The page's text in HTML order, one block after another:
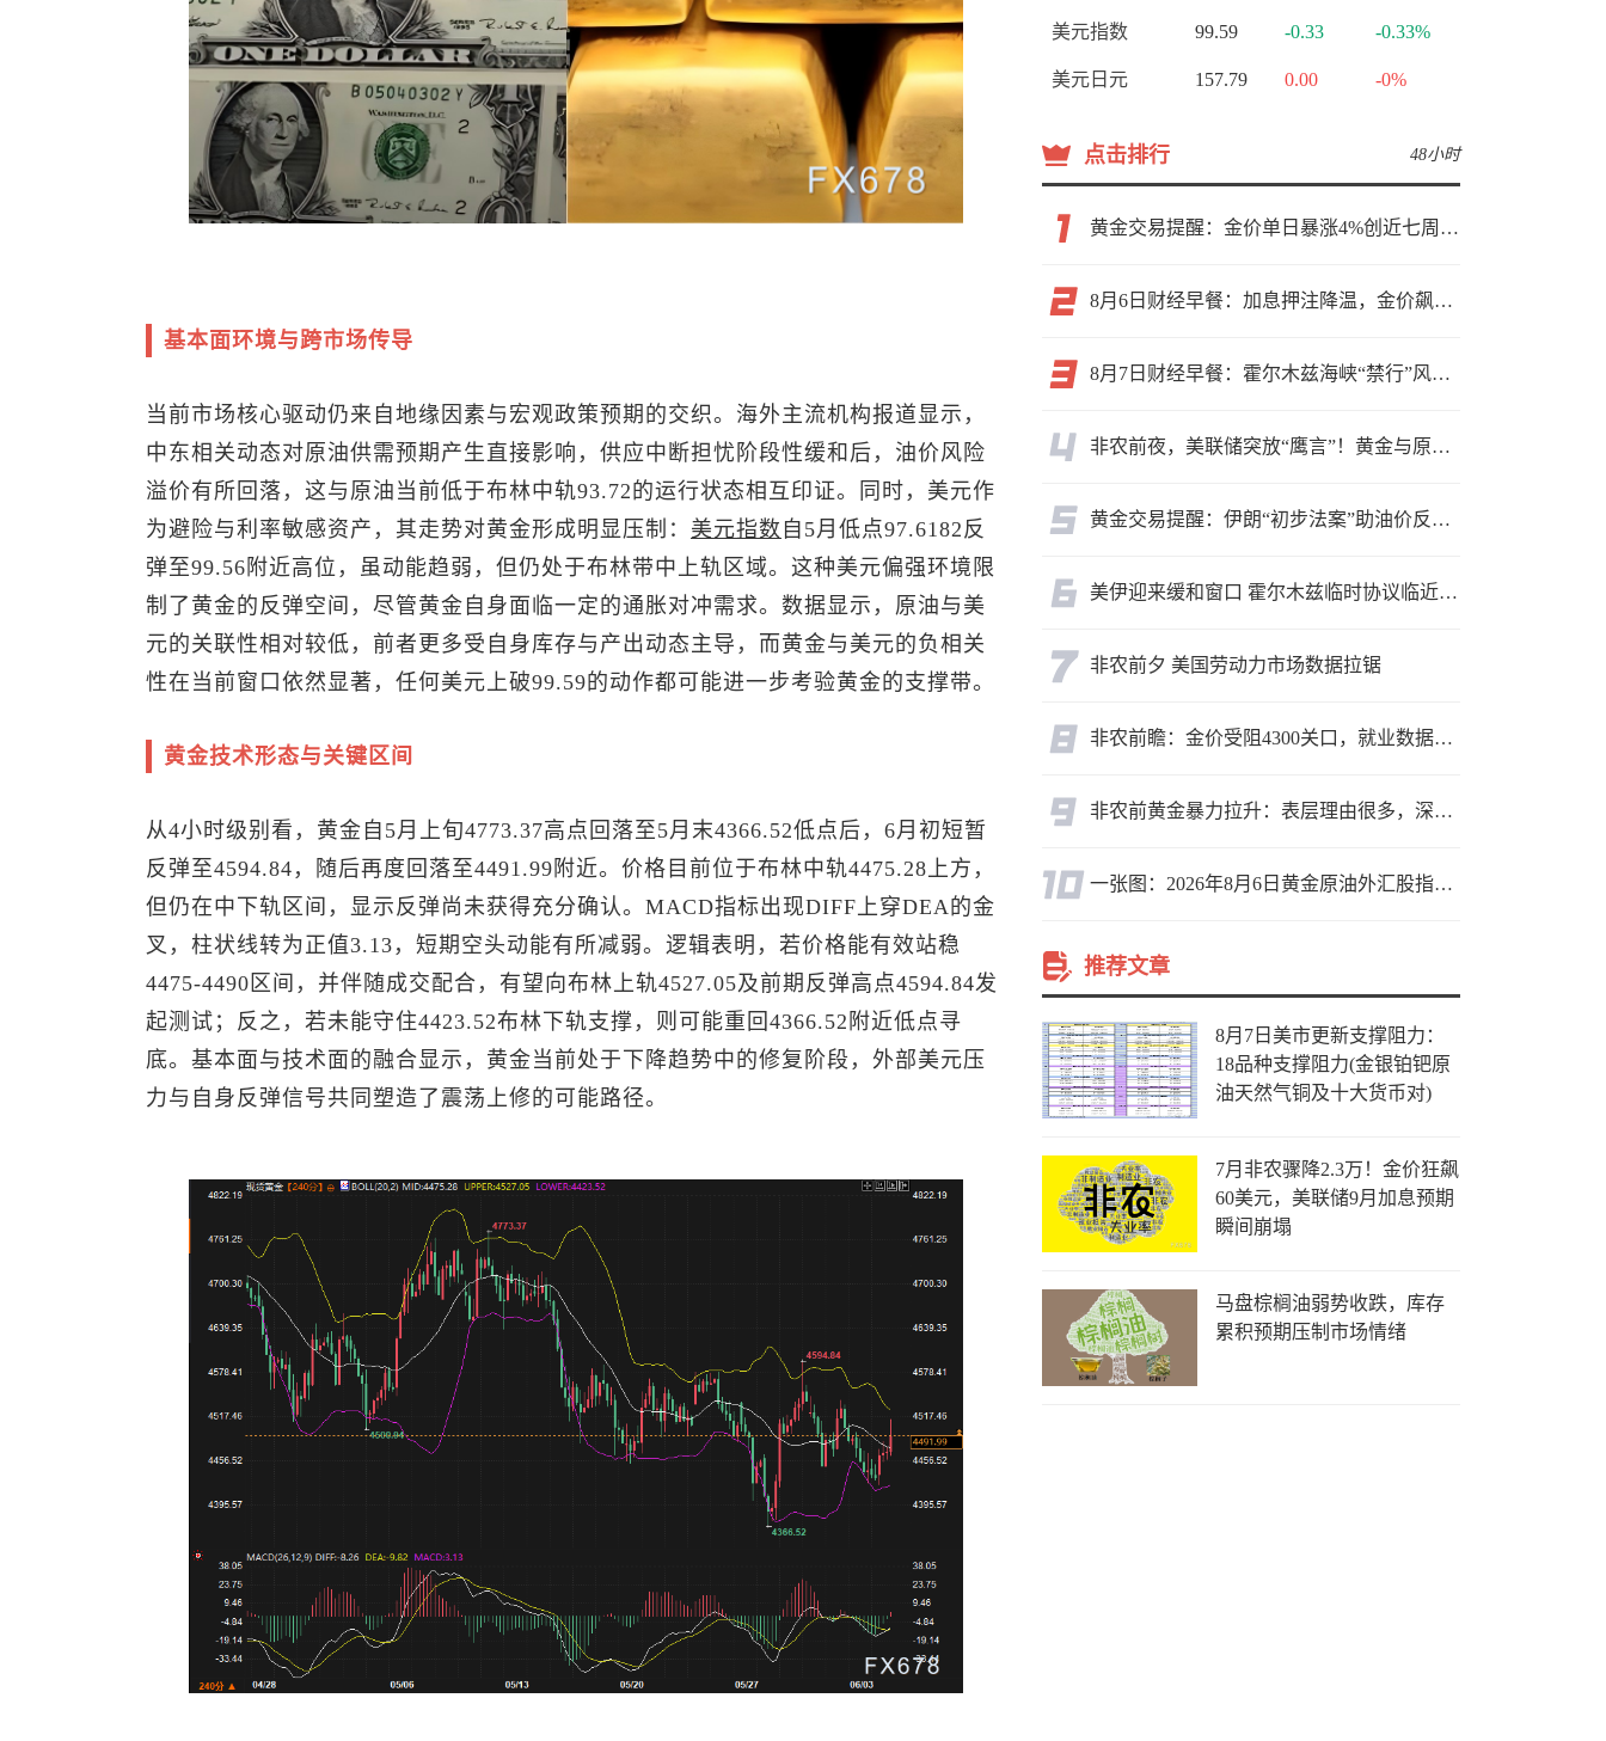
基本面环境与跨市场传导
当前市场核心驱动仍来自地缘因素与宏观政策预期的交织。海外主流机构报道显示，
中东相关动态对原油供需预期产生直接影响，供应中断担忧阶段性缓和后，油价风险
溢价有所回落，这与原油当前低于布林中轨93.72的运行状态相互印证。同时，美元作
为避险与利率敏感资产，其走势对黄金形成明显压制： 美元指数 自5月低点97.6182反
弹至99.56附近高位，虽动能趋弱，但仍处于布林带中上轨区域。这种美元偏强环境限
制了黄金的反弹空间，尽管黄金自身面临一定的通胀对冲需求。数据显示，原油与美
元的关联性相对较低，前者更多受自身库存与产出动态主导，而黄金与美元的负相关
性在当前窗口依然显著，任何美元上破99.59的动作都可能进一步考验黄金的支撑带。
黄金技术形态与关键区间
从4小时级别看，黄金自5月上旬4773.37高点回落至5月末4366.52低点后，6月初短暂
反弹至4594.84，随后再度回落至4491.99附近。价格目前位于布林中轨4475.28上方，
但仍在中下轨区间，显示反弹尚未获得充分确认。MACD指标出现DIFF上穿DEA的金
叉，柱状线转为正值3.13，短期空头动能有所减弱。逻辑表明，若价格能有效站稳
4475-4490区间，并伴随成交配合，有望向布林上轨4527.05及前期反弹高点4594.84发
起测试；反之，若未能守住4423.52布林下轨支撑，则可能重回4366.52附近低点寻
底。基本面与技术面的融合显示，黄金当前处于下降趋势中的修复阶段，外部美元压
力与自身反弹信号共同塑造了震荡上修的可能路径。
美元指数 99.59 -0.33 -0.33%
美元日元 157.79 0.00 -0%
点击排行 48小时
黄金交易提醒：金价单日暴涨4%创近七周新高，加息预期降温叠加霍尔木兹“暂停信号”，牛市重启了？
8月6日财经早餐：加息押注降温，金价飙升至近两个月高位，地缘缓和预期，美油75关口拉锯
8月7日财经早餐：霍尔木兹海峡“禁行”风波再起，油价急涨金价承压，非农夜市场博弈加剧
非农前夜，美联储突放“鹰言”！黄金与原油为何联手反攻？
黄金交易提醒：伊朗“初步法案”助油价反弹逾3%，金价小幅承压，非农重磅来袭！
美伊迎来缓和窗口 霍尔木兹临时协议临近落地
非农前夕 美国劳动力市场数据拉锯
非农前瞻：金价受阻4300关口，就业数据是“火上浇油”还是“釜底抽薪”？
非农前黄金暴力拉升：表层理由很多，深层逻辑却让人困惑
一张图：2026年8月6日黄金原油外汇股指“枢纽点+多空持仓信号”一览
推荐文章
8月7日美市更新支撑阻力：
18品种支撑阻力(金银铂钯原
油天然气铜及十大货币对)
7月非农骤降2.3万！金价狂飙
60美元，美联储9月加息预期
瞬间崩塌
马盘棕榈油弱势收跌，库存
累积预期压制市场情绪